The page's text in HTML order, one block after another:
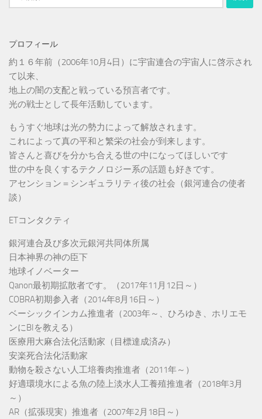
索:
プロフィール
約１６年前（2006年10月4日）に宇宙連合の宇宙人に啓示され
て以来、
地上の闇の支配と戦っている預言者です。
光の戦士として長年活動しています。
もうすぐ地球は光の勢力によって解放されます。
これによって真の平和と繁栄の社会が到来します。
皆さんと喜びを分かち合える世の中になってほしいです
世の中を良くするテクノロジー系の話題も好きです。
アセンション＝シンギュラリティ後の社会（銀河連合の使者
談）
ETコンタクティ
銀河連合及び多次元銀河共同体所属
日本神界の神の臣下
地球イノベーター
Qanon最初期拡散者です。（2017年11月12日～）
COBRA初期参入者（2014年8月16日～）
ベーシックインカム推進者（2003年～、ひろゆき、ホリエモ
ンにBIを教える）
医療用大麻合法化活動家（目標達成済み）
安楽死合法化活動家
動物を殺さない人工培養肉推進者（2011年～）
好適環境水による魚の陸上淡水人工養殖推進者（2018年3月
～）
AR（拡張現実）推進者（2007年2月18日～）